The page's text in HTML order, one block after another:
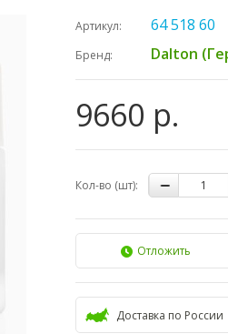
Артикул: 64 518 60
Бренд: Dalton
9660 р.
Кол-во (шт):
Отложить
Доставка по России